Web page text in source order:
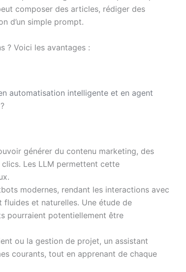
composer des articles, rédiger des
d’un simple prompt.
? Voici les avantages :
automatisation intelligente et en agent
générer du contenu marketing, des
Les LLM permettent cette
modernes, rendant les interactions avec
fluides et naturelles. Une étude de
pourraient potentiellement être
ou la gestion de projet, un assistant
courants, tout en apprenant de chaque